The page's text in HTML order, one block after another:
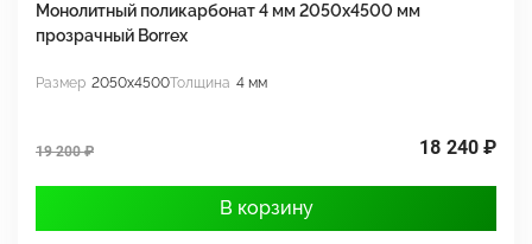
Монолитный поликарбонат 4 мм 2050х4500 мм
прозрачный Borrex
Размер 2050x4500Толщина 4 мм
19 200 ₽ 18 240 ₽
В корзину